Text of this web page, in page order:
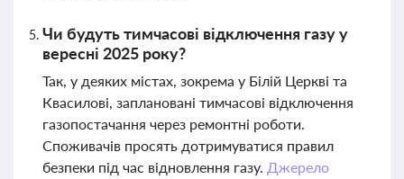
Чи будуть тимчасові відключення газу у
вересні 2025 року?
Так, у деяких містах, зокрема у Білій Церкві та
Квасилові, заплановані тимчасові відключення
газопостачання через ремонтні роботи.
Споживачів просять дотримуватися правил
безпеки під час відновлення газу. Джерело